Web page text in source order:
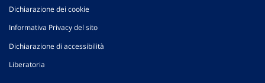
Dichiarazione dei cookie
Informativa Privacy del sito
Dichiarazione di accessibilità
Liberatoria